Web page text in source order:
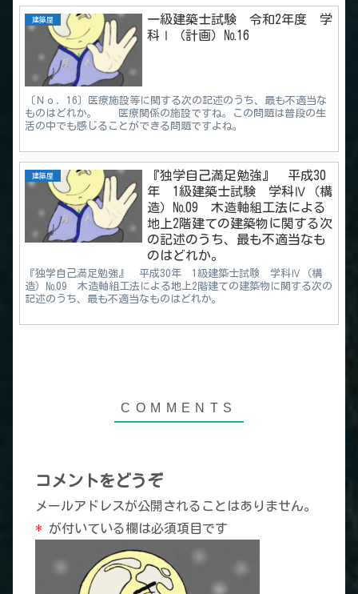
建築屋
一級建築士試験 令和2年度 学
科Ⅰ（計画）№16
〔Ｎｏ．16〕医療施設等に関する次の記述のうち、最も不適当な
ものはどれか。 医療関係の施設ですね。この問題は普段の生
活の中でも感じることができる問題ですよね。
建築屋
『独学自己満足勉強』 平成30
年 1級建築士試験 学科Ⅳ（構
造）№09 木造軸組工法による
地上2階建ての建築物に関する次
の記述のうち、最も不適当なも
のはどれか。
『独学自己満足勉強』 平成30年 1級建築士試験 学科Ⅳ（構
造）№09 木造軸組工法による地上2階建ての建築物に関する次の
記述のうち、最も不適当なものはどれか。
コメントをどうぞ
メールアドレスが公開されることはありません。
* が付いている欄は必須項目です